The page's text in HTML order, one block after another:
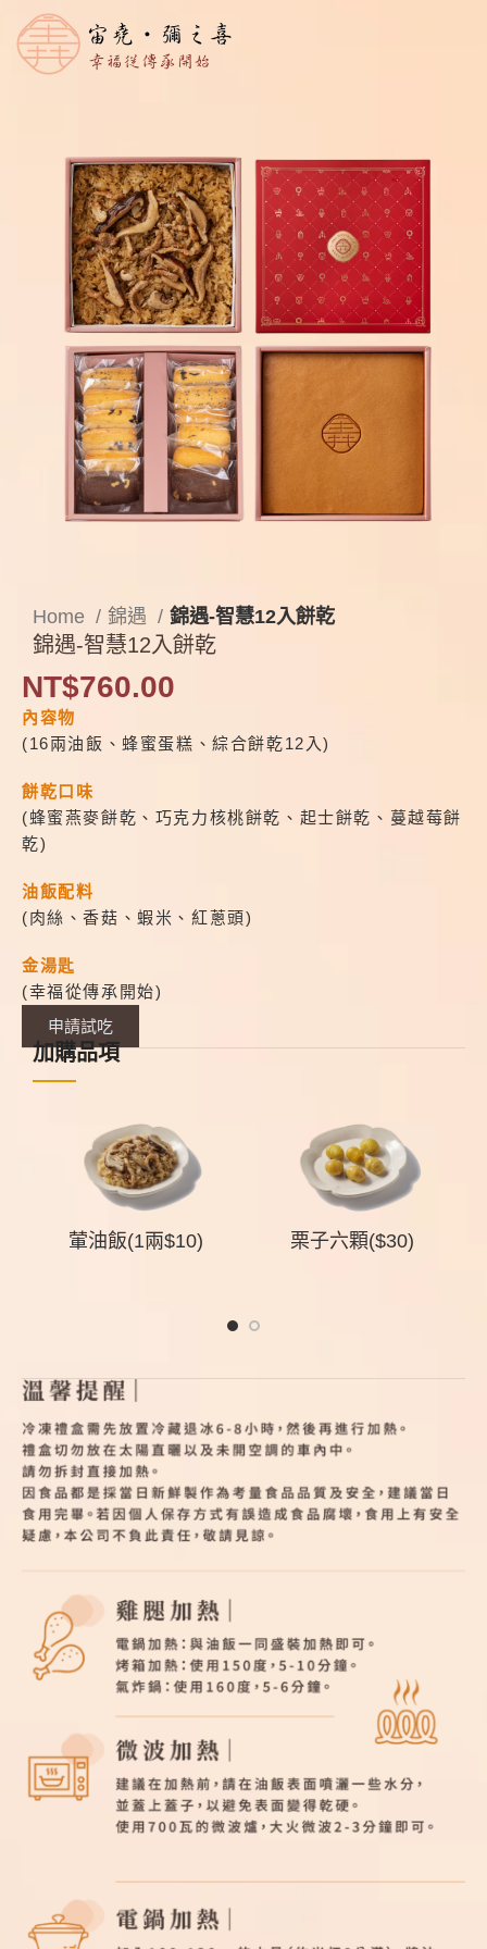
Home 錦遇 錦遇-智慧12入餅乾
錦遇-智慧12入餅乾
NT$760.00
內容物
(16兩油飯、蜂蜜蛋糕、綜合餅乾12入)
餅乾口味
(蜂蜜燕麥餅乾、巧克力核桃餅乾、起士餅乾、蔓越莓餅
乾)
油飯配料
(肉絲、香菇、蝦米、紅蔥頭)
金湯匙
(幸福從傳承開始)
申請試吃
加購品項
葷油飯(1兩$10) 栗子六顆($30)